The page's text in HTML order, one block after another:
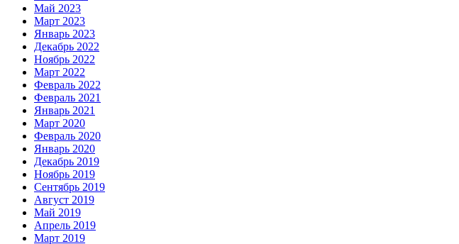
Май 2023
Март 2023
Январь 2023
Декабрь 2022
Ноябрь 2022
Март 2022
Февраль 2022
Февраль 2021
Январь 2021
Март 2020
Февраль 2020
Январь 2020
Декабрь 2019
Ноябрь 2019
Сентябрь 2019
Август 2019
Май 2019
Апрель 2019
Март 2019